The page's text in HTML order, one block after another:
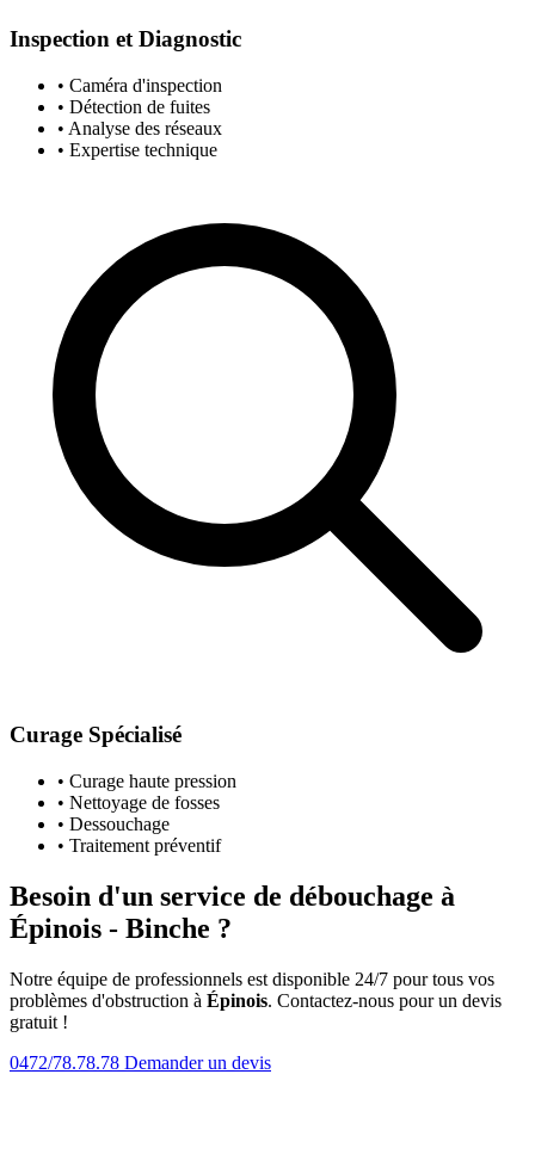
Inspection et Diagnostic
• Caméra d'inspection
• Détection de fuites
• Analyse des réseaux
• Expertise technique
Curage Spécialisé
• Curage haute pression
• Nettoyage de fosses
• Dessouchage
• Traitement préventif
Besoin d'un service de débouchage à
Épinois - Binche ?
Notre équipe de professionnels est disponible 24/7 pour tous vos
problèmes d'obstruction à Épinois. Contactez-nous pour un devis
gratuit !
0472/78.78.78 Demander un devis